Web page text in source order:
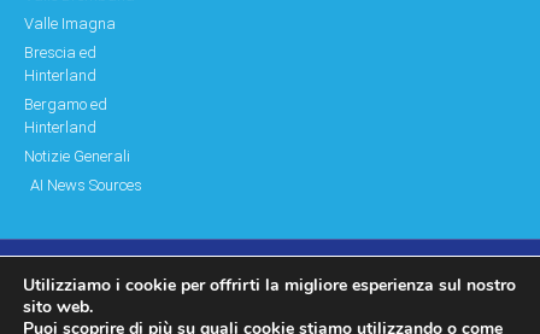
Valle Imagna
Brescia ed
Hinterland
Bergamo ed
Hinterland
Notizie Generali
AI News Sources
© Copyright 2011 – 2026 Montagne & Paesi
Log In|Log Out Privacy Policy
Utilizziamo i cookie per offrirti la migliore esperienza sul nostro
sito web.
Puoi scoprire di più su quali cookie stiamo utilizzando o come